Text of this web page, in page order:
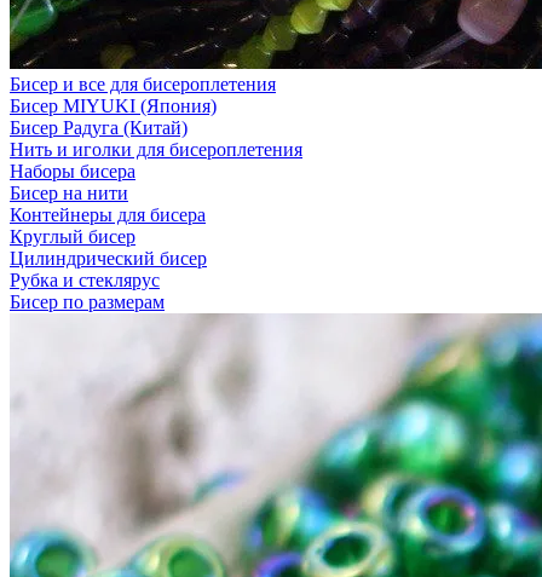
Бисер и все для бисероплетения
Бисер MIYUKI (Япония)
Бисер Радуга (Китай)
Нить и иголки для бисероплетения
Наборы бисера
Бисер на нити
Контейнеры для бисера
Круглый бисер
Цилиндрический бисер
Рубка и стеклярус
Бисер по размерам